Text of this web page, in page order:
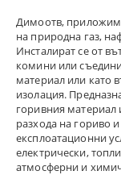
Димоотв, приложим
на природна газ,
Инсталират се от
комини или
материал или като
изолация.
горивния материал
разхода на гориво
експлоатационни
електрически,
атмосферни и